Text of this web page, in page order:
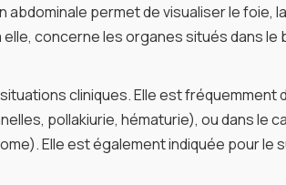
permet de visualiser le foie,
concerne les organes situés dans
cliniques. Elle est
pollakiurie, hématurie), ou dans le
Elle est également indiquée pour le